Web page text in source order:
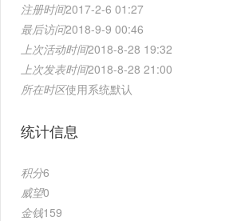
注册时间2017-2-6 01:27
最后访问2018-9-9 00:46
上次活动时间2018-8-28 19:32
上次发表时间2018-8-28 21:00
所在时区使用系统默认
统计信息
积分6
威望0
金钱159